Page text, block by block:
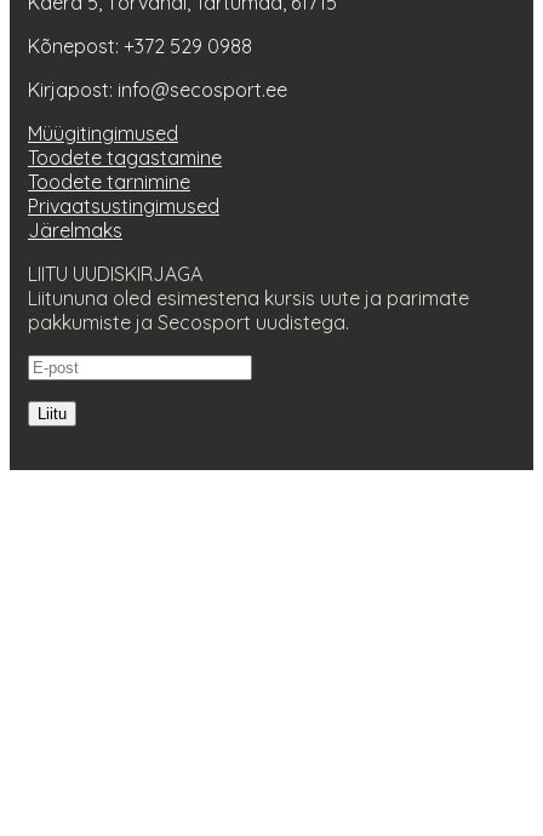
Kõnepost: +372 529 0988
Kirjapost: info@secosport.ee
Müügitingimused
Toodete tagastamine
Toodete tarnimine
Privaatsustingimused
Järelmaks
LIITU UUDISKIRJAGA
Liitununa oled esimestena kursis uute ja parimate
pakkumiste ja Secosport uudistega.
Liitu